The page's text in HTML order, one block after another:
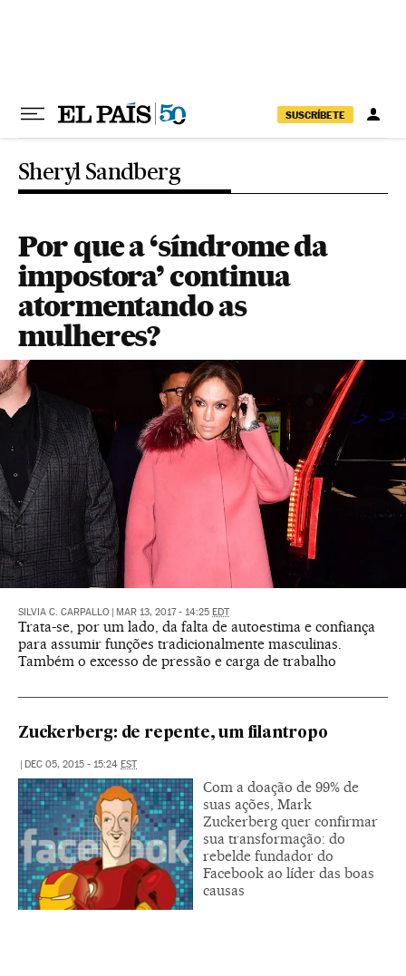
SUSCRÍBETE
Sheryl Sandberg
Por que a ‘síndrome da
impostora’ continua
atormentando as
mulheres?
SILVIA C. CARPALLO MAR 13, 2017 - 14:25 EDT
Trata-se, por um lado, da falta de autoestima e confiança
para assumir funções tradicionalmente masculinas.
Também o excesso de pressão e carga de trabalho
Zuckerberg: de repente, um filantropo
DEC 05, 2015 - 15:24 EST
Com a doação de 99% de
suas ações, Mark
Zuckerberg quer confirmar
sua transformação: do
rebelde fundador do
Facebook ao líder das boas
causas